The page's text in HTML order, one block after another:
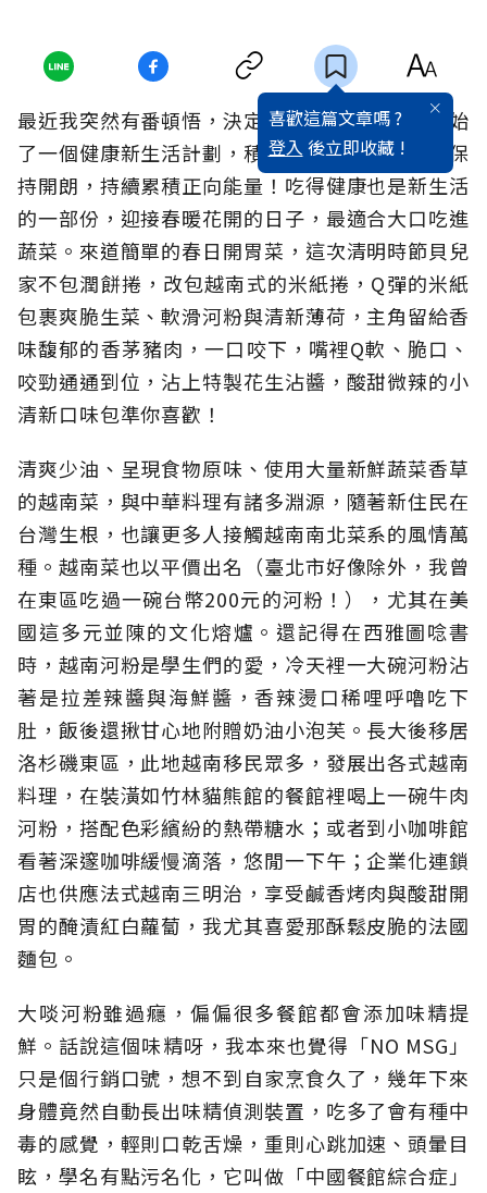
喜歡這篇文章嗎 ?
登入 後立即收藏 !
最近我突然有番頓悟，決定讓自己改頭換面，開始
了一個健康新生活計劃，積極運動、早睡早起、保
持開朗，持續累積正向能量！吃得健康也是新生活
的一部份，迎接春暖花開的日子，最適合大口吃進
蔬菜。來道簡單的春日開胃菜，這次清明時節貝兒
家不包潤餅捲，改包越南式的米紙捲，Q彈的米紙
包裹爽脆生菜、軟滑河粉與清新薄荷，主角留給香
味馥郁的香茅豬肉，一口咬下，嘴裡Q軟、脆口、
咬勁通通到位，沾上特製花生沾醬，酸甜微辣的小
清新口味包準你喜歡！
清爽少油、呈現食物原味、使用大量新鮮蔬菜香草
的越南菜，與中華料理有諸多淵源，隨著新住民在
台灣生根，也讓更多人接觸越南南北菜系的風情萬
種。越南菜也以平價出名（臺北市好像除外，我曾
在東區吃過一碗台幣200元的河粉！），尤其在美
國這多元並陳的文化熔爐。還記得在西雅圖唸書
時，越南河粉是學生們的愛，冷天裡一大碗河粉沾
著是拉差辣醬與海鮮醬，香辣燙口稀哩呼嚕吃下
肚，飯後還揪甘心地附贈奶油小泡芙。長大後移居
洛杉磯東區，此地越南移民眾多，發展出各式越南
料理，在裝潢如竹林貓熊館的餐館裡喝上一碗牛肉
河粉，搭配色彩繽紛的熱帶糖水；或者到小咖啡館
看著深邃咖啡緩慢滴落，悠閒一下午；企業化連鎖
店也供應法式越南三明治，享受鹹香烤肉與酸甜開
胃的醃漬紅白蘿蔔，我尤其喜愛那酥鬆皮脆的法國
麵包。
大啖河粉雖過癮，偏偏很多餐館都會添加味精提
鮮。話說這個味精呀，我本來也覺得「NO MSG」
只是個行銷口號，想不到自家烹食久了，幾年下來
身體竟然自動長出味精偵測裝置，吃多了會有種中
毒的感覺，輕則口乾舌燥，重則心跳加速、頭暈目
眩，學名有點污名化，它叫做「中國餐館綜合症」